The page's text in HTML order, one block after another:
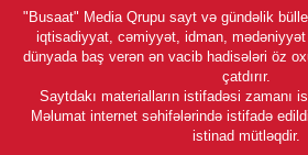
"Busaat" Media Qrupu sayt və gündəlik
iqtisadiyyat, cəmiyyət, idman,
dünyada baş verən ən vacib hadisələri öz
çatdırır.
Saytdakı materialların istifadəsi zamanı
Məlumat internet səhifələrində istifadə
istinad mütləqdir.